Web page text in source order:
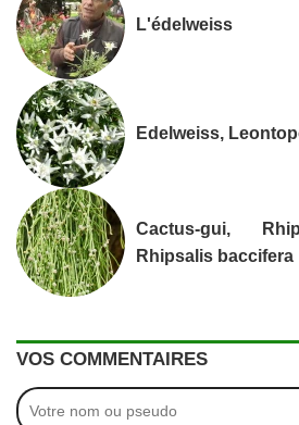
L'édelweiss
Edelweiss,
Cactus-gui,
Rhipsalis baccifera
VOS COMMENTAIRES